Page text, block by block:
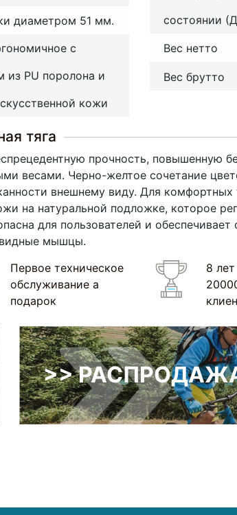
диаметром 51 мм.
с
из PU поролона и
кожи
состоянии
Вес нетто
Вес брутто
тяга
прочность, повышенную
весами. Черно-желтое сочетание
внешнему виду. Для
на натуральной подложке, которое
для пользователей и
мышцы.
Первое техническое
обслуживание а
подарок
8
>>